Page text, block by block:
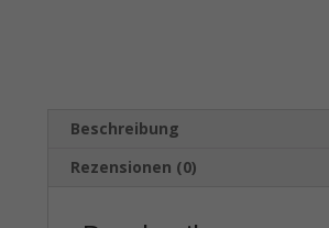
Beschreibung
Rezensionen (0)